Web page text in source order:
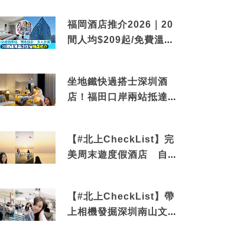
福岡酒店推介2026｜20
間人均$209起/免費溫泉/
坐地鐵快過搭士深圳酒
店！福田口岸兩站抵達
【#北上CheckList】完
美周末遊度假酒店 自帶
【#北上CheckList】帶
上相機發掘深圳南山文藝